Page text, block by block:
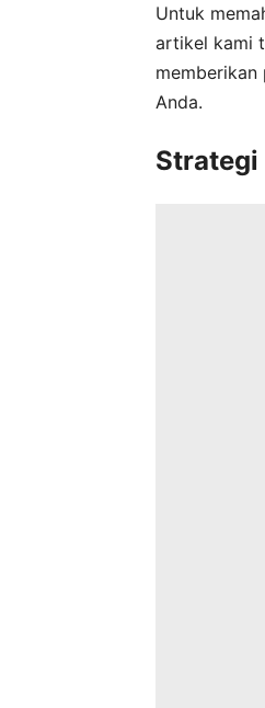
Untuk
artikel kami
Anda.
Strategi